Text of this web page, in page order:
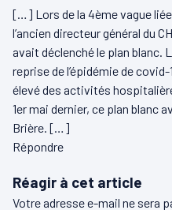
[…] Lors de la 4ème vague
l’ancien directeur général du
avait déclenché le plan blanc.
reprise de l’épidémie de
élevé des activités
1er mai dernier, ce plan blanc
Brière. […]
Répondre
Réagir à cet article
Votre adresse e-mail ne sera